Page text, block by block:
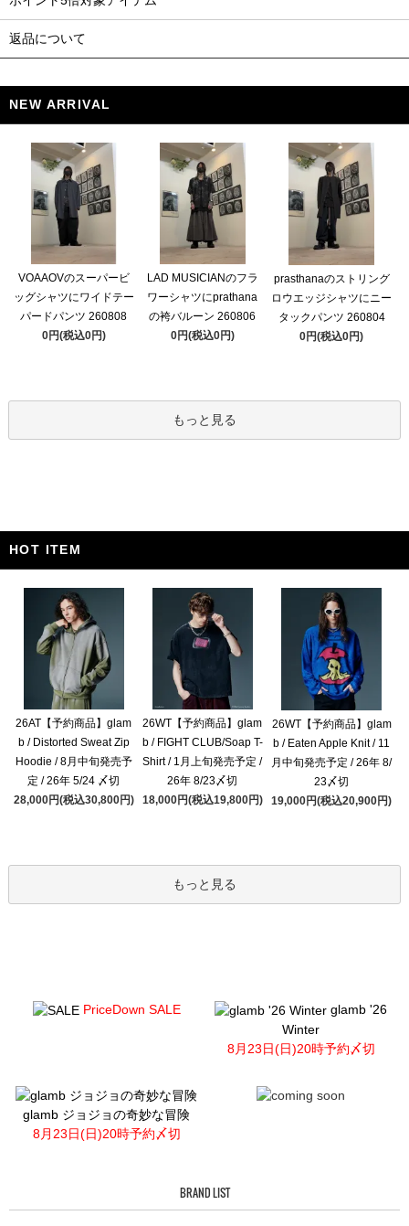
返品について
NEW ARRIVAL
VOAAOVのスーパービ
ッグシャツにワイドテー
パードパンツ 260808
0円(税込0円)
LAD MUSICIANのフラ
ワーシャツにprathana
の袴バルーン 260806
0円(税込0円)
prasthanaのストリング
ロウエッジシャツにニー
タックパンツ 260804
0円(税込0円)
もっと見る
HOT ITEM
26AT【予約商品】glam
b / Distorted Sweat Zip
Hoodie / 8月中旬発売予
定 / 26年 5/24 〆切
28,000円(税込30,800円)
26WT【予約商品】glam
b / FIGHT CLUB/Soap T-
Shirt / 1月上旬発売予定 /
26年 8/23〆切
18,000円(税込19,800円)
26WT【予約商品】glam
b / Eaten Apple Knit / 11
月中旬発売予定 / 26年 8/
23〆切
19,000円(税込20,900円)
もっと見る
PriceDown SALE
glamb '26
Winter
8月23日(日)20時予約〆切
glamb ジョジョの奇妙な冒険
8月23日(日)20時予約〆切
BRAND LIST